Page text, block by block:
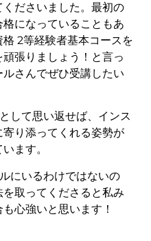
ださいました。最初の
になっていることもあ
2等経験者基本コースを
張りましょう！と言っ
さんでぜひ受講したい
して思い返せば、インス
寄り添ってくれる姿勢が
ます。
にいるわけではないの
取ってくださると私み
心強いと思います！